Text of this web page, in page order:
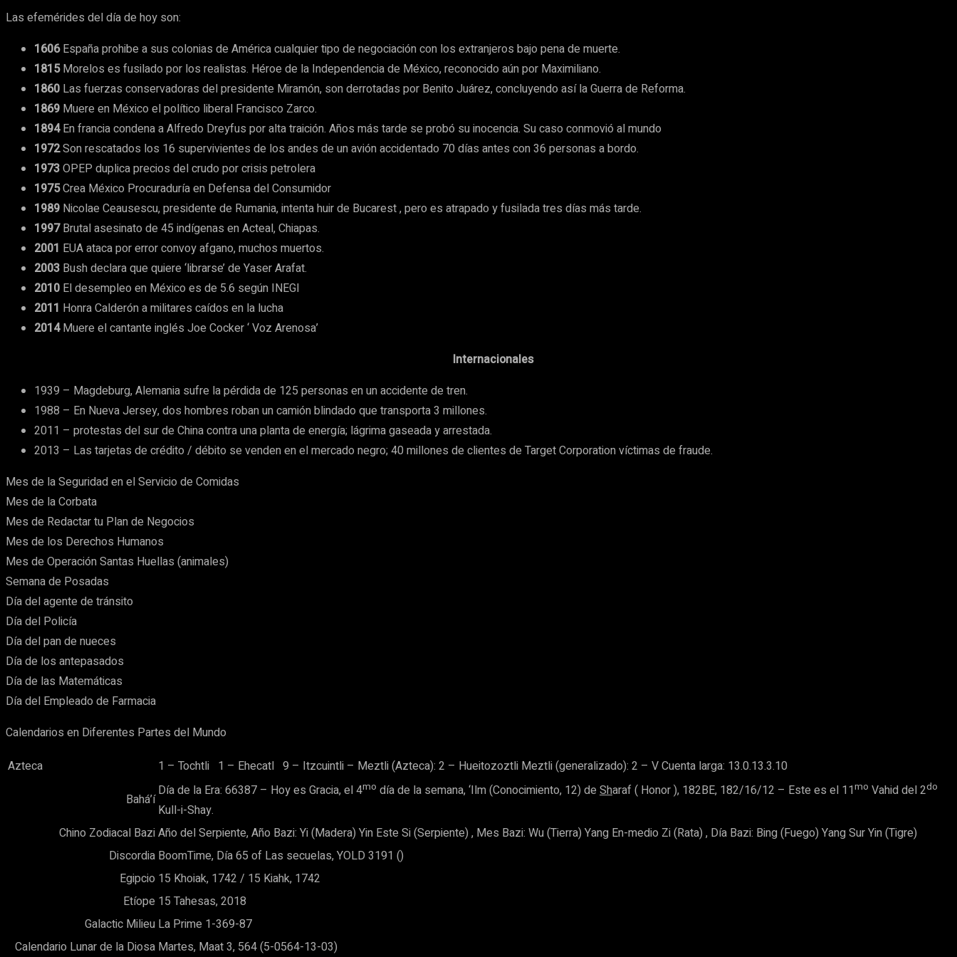
Las efemérides del día de hoy son:
1606España prohibe a sus colonias de América cualquier tipo de negociación con los extranjeros bajo pena de muerte.
1815Morelos es fusilado por los realistas. Héroe de la Independencia de México, reconocido aún por Maximiliano.
1860 Las fuerzas conservadoras del presidente Miramón, son derrotadas por Benito Juárez, concluyendo así la Guerra de Reforma.
1869 Muere en México el político liberal Francisco Zarco.
1894En francia condena a Alfredo Dreyfus por alta traición. Años más tarde se probó su inocencia. Su caso conmovió al mundo
1972Son rescatados los 16 supervivientes de los andes de un avión accidentado 70 días antes con 36 personas a bordo.
1973OPEP duplica precios del crudo por crisis petrolera
1975Crea México Procuraduría en Defensa del Consumidor
1989 Nicolae Ceausescu, presidente de Rumania, intenta huir de Bucarest , pero es atrapado y fusilada tres días más tarde.
1997Brutal asesinato de 45 indígenas en Acteal, Chiapas.
2001 EUA ataca por error convoy afgano, muchos muertos.
2003 Bush declara que quiere ‘librarse’ de Yaser Arafat.
2010 El desempleo en México es de 5.6 según INEGI
2011 Honra Calderón a militares caídos en la lucha
2014Muere el cantante inglés Joe Cocker ‘ Voz Arenosa’
Internacionales
1939 – Magdeburg, Alemania sufre la pérdida de 125 personas en un accidente de tren.
1988 – En Nueva Jersey, dos hombres roban un camión blindado que transporta 3 millones.
2011 – protestas del sur de China contra una planta de energía; lágrima gaseada y arrestada.
2013 – Las tarjetas de crédito / débito se venden en el mercado negro; 40 millones de clientes de Target Corporation víctimas de fraude.
Mes de la Seguridad en el Servicio de Comidas
Mes de la Corbata
Mes de Redactar tu Plan de Negocios
Mes de los Derechos Humanos
Mes de Operación Santas Huellas (animales)
Semana de Posadas
Día del agente de tránsito
Día del Policía
Día del pan de nueces
Día de los antepasados
Día de las Matemáticas
Día del Empleado de Farmacia
Calendarios en Diferentes Partes del Mundo
Azteca
1 – Tochtli 1 – Ehecatl 9 – Itzcuintli – Meztli (Azteca): 2 – Hueitozoztli Meztli (generalizado): 2 – V Cuenta larga: 13.0.13.3.10
Bahá’í
Día de la Era: 66387 – Hoy es Gracia, el 4mo día de la semana, ‘Ilm (Conocimiento, 12) de Sharaf ( Honor ), 182BE, 182/16/12 – Este es el 11mo Vahid del 2do
Kull-i-Shay.
Chino Zodiacal BaziAño del Serpiente, Año Bazi: Yi (Madera) Yin Este Si (Serpiente) , Mes Bazi: Wu (Tierra) Yang En-medio Zi (Rata) , Día Bazi: Bing (Fuego) Yang Sur Yin (Tigre)
Discordia BoomTime, Día 65 of Las secuelas, YOLD 3191 ()
Egipcio 15 Khoiak, 1742 / 15 Kiahk, 1742
Etíope 15 Tahesas, 2018
Galactic Milieu La Prime 1-369-87
Calendario Lunar de la Diosa Martes, Maat 3, 564 (5-0564-13-03)